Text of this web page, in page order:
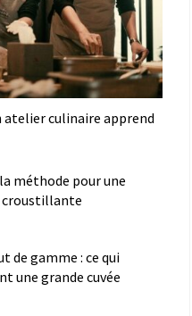
atelier culinaire apprend
méthode pour une
croustillante
de gamme : ce qui
une grande cuvée